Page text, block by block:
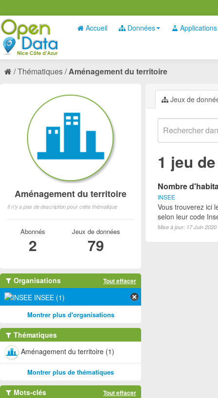
Accueil Données Applications
Thématiques Aménagement du territoire
Jeux de
1 jeu
Nombre
INSEE
Vous trouverez ici
selon leur code
Mise à jour: 17 Juin 2020
Aménagement du territoire
Il n'y a pas de description pour cette thématique
Abonnés
2
Jeux de données
79
Organisations Tout effacer
INSEE (1)
Montrer plus d'organisations
Thématiques
Aménagement du territoire (1)
Montrer plus de thématiques
Mots-clés Tout effacer